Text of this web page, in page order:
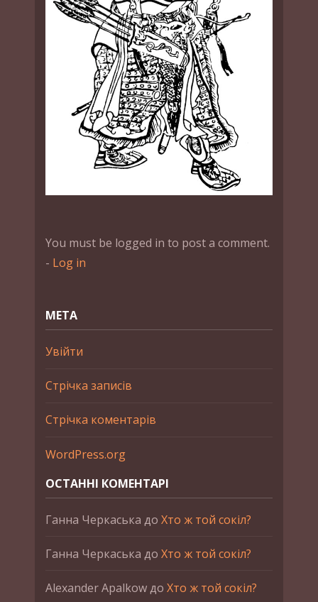
You must be logged in to post a comment.
- Log in
МЕТА
Увійти
Стрічка записів
Стрічка коментарів
WordPress.org
ОСТАННІ КОМЕНТАРІ
Ганна Черкаська до Хто ж той сокіл?
Ганна Черкаська до Хто ж той сокіл?
Alexander Apalkowдо Хто ж той сокіл?